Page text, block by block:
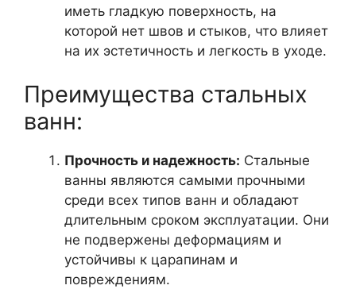
иметь гладкую поверхность, на
которой нет швов и стыков, что влияет
на их эстетичность и легкость в уходе.
Преимущества стальных
ванн:
Прочность и надежность: Стальные
ванны являются самыми прочными
среди всех типов ванн и обладают
длительным сроком эксплуатации. Они
не подвержены деформациям и
устойчивы к царапинам и
повреждениям.